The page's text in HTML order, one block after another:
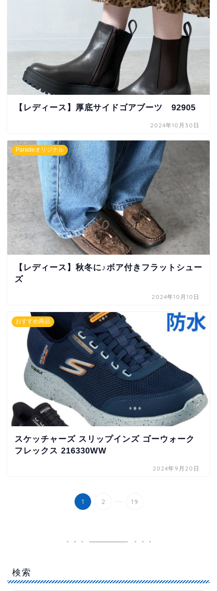
【レディース】厚底サイドゴアブーツ 92905
2024年10月30日
Paradeオリジナル
【レディース】秋冬に♪ボア付きフラットシュー
ズ
2024年10月10日
おすすめ商品
スケッチャーズ スリップインズ ゴーウォーク
フレックス 216330WW
2024年9月20日
1 2 ... 19
検索